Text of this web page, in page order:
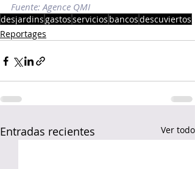
Fuente: Agence QMI
desjardinsgastosservicios bancosdescuviertos
Reportages
Entradas recientes Ver todo